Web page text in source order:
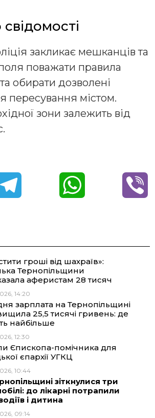
закликає мешканців та
поважати правила
обирати дозволені
пересування містом.
зони залежить від
e
r
a
t
A
гроші від шахраїв»:
Тернопільщини
аферистам 28 тисяч
14:20
зарплата на Тернопільщині
25,5 тисячі гривень: де
найбільше
12:30
Єпископа-помічника для
єпархії УГКЦ
10:44
зіткнулися три
до лікарні потрапили
і дитина
09:14